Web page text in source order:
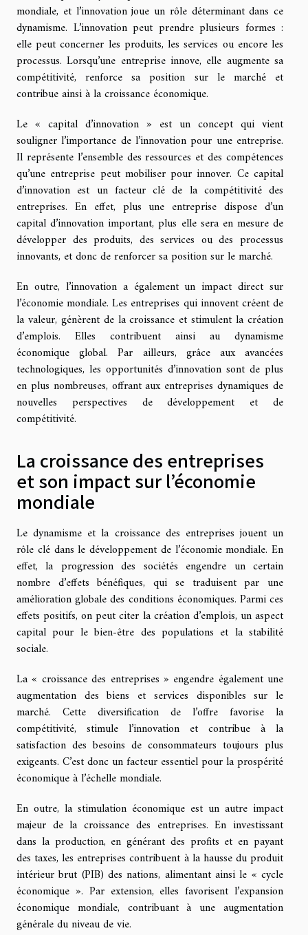
mondiale, et l’innovation joue un rôle déterminant dans ce
dynamisme. L’innovation peut prendre plusieurs formes :
elle peut concerner les produits, les services ou encore les
processus. Lorsqu’une entreprise innove, elle augmente sa
compétitivité, renforce sa position sur le marché et
contribue ainsi à la croissance économique.
Le « capital d’innovation » est un concept qui vient
souligner l’importance de l’innovation pour une entreprise.
Il représente l’ensemble des ressources et des compétences
qu’une entreprise peut mobiliser pour innover. Ce capital
d’innovation est un facteur clé de la compétitivité des
entreprises. En effet, plus une entreprise dispose d’un
capital d’innovation important, plus elle sera en mesure de
développer des produits, des services ou des processus
innovants, et donc de renforcer sa position sur le marché.
En outre, l’innovation a également un impact direct sur
l’économie mondiale. Les entreprises qui innovent créent de
la valeur, génèrent de la croissance et stimulent la création
d’emplois. Elles contribuent ainsi au dynamisme
économique global. Par ailleurs, grâce aux avancées
technologiques, les opportunités d’innovation sont de plus
en plus nombreuses, offrant aux entreprises dynamiques de
nouvelles perspectives de développement et de
compétitivité.
La croissance des entreprises
et son impact sur l’économie
mondiale
Le dynamisme et la croissance des entreprises jouent un
rôle clé dans le développement de l’économie mondiale. En
effet, la progression des sociétés engendre un certain
nombre d’effets bénéfiques, qui se traduisent par une
amélioration globale des conditions économiques. Parmi ces
effets positifs, on peut citer la création d’emplois, un aspect
capital pour le bien-être des populations et la stabilité
sociale.
La « croissance des entreprises » engendre également une
augmentation des biens et services disponibles sur le
marché. Cette diversification de l’offre favorise la
compétitivité, stimule l’innovation et contribue à la
satisfaction des besoins de consommateurs toujours plus
exigeants. C’est donc un facteur essentiel pour la prospérité
économique à l’échelle mondiale.
En outre, la stimulation économique est un autre impact
majeur de la croissance des entreprises. En investissant
dans la production, en générant des profits et en payant
des taxes, les entreprises contribuent à la hausse du produit
intérieur brut (PIB) des nations, alimentant ainsi le « cycle
économique ». Par extension, elles favorisent l’expansion
économique mondiale, contribuant à une augmentation
générale du niveau de vie.